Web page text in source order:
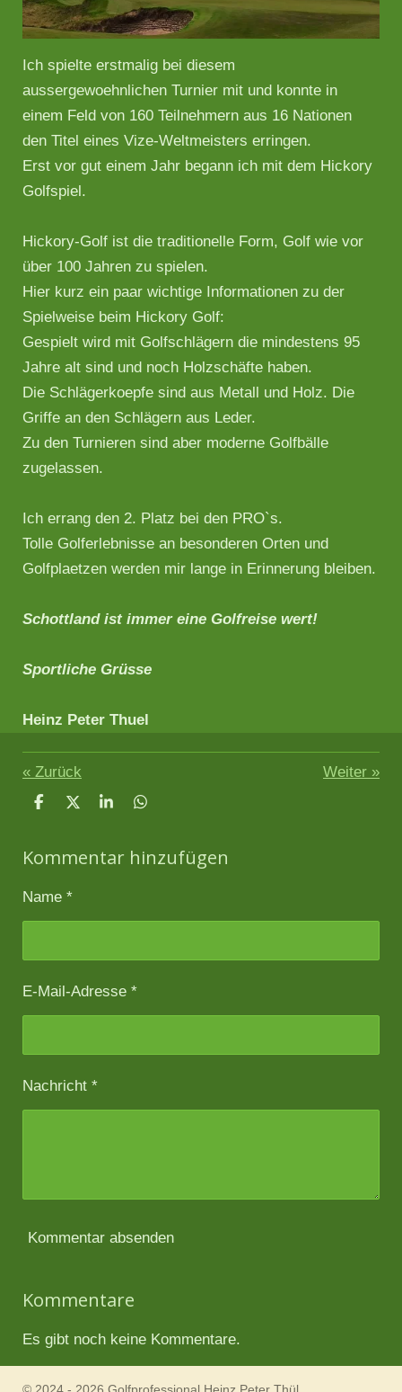
Ich spielte erstmalig bei diesem
aussergewoehnlichen Turnier mit und konnte in
einem Feld von 160 Teilnehmern aus 16 Nationen
den Titel eines Vize-Weltmeisters erringen.
Erst vor gut einem Jahr begann ich mit dem Hickory
Golfspiel.
Hickory-Golf ist die traditionelle Form, Golf wie vor
über 100 Jahren zu spielen.
Hier kurz ein paar wichtige Informationen zu der
Spielweise beim Hickory Golf:
Gespielt wird mit Golfschlägern die mindestens 95
Jahre alt sind und noch Holzschäfte haben.
Die Schlägerkoepfe sind aus Metall und Holz. Die
Griffe an den Schlägern aus Leder.
Zu den Turnieren sind aber moderne Golfbälle
zugelassen.
Ich errang den 2. Platz bei den PRO`s.
Tolle Golferlebnisse an besonderen Orten und
Golfplaetzen werden mir lange in Erinnerung bleiben.
Schottland ist immer eine Golfreise wert!
Sportliche Grüsse
Heinz Peter Thuel
« Zurück Weiter »
T
l
e
T
l
e
T
l
e
T
l
e
Kommentar hinzufügen
Name *
E-Mail-Adresse *
Nachricht *
Kommentar absenden
Kommentare
Es gibt noch keine Kommentare.